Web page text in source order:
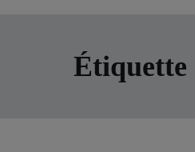
Étiquette